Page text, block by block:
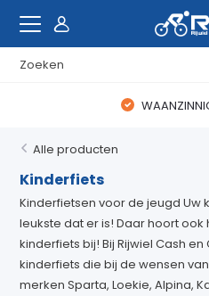
Alle producten
Kinderfiets
Kinderfietsen voor de jeugd Uw
leukste dat er is! Daar hoort
kinderfiets bij! Bij Rijwiel Cash
kinderfiets die bij de wensen
merken Sparta, Loekie, Alpina,